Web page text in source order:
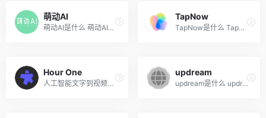
萌动AI
萌动AI是什么 萌动AI是全球首...
TapNow
TapNow是什么 TapNow 是专业...
Hour One
人工智能文字到视频生成
updream
updream是什么 updream 是新...